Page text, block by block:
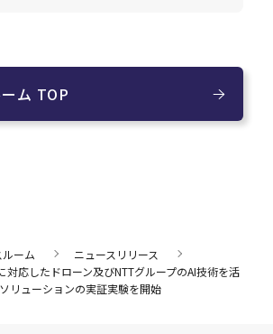
ム TOP
ルーム
ニュースリリース
対応したドローン及びNTTグループのAI技術を活
リューションの実証実験を開始